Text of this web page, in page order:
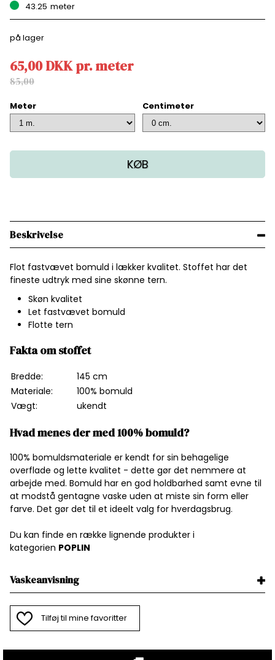
43.25 meter
på lager
65,00DKKpr.meter
85,00
Meter Centimeter
KØB
Beskrivelse
Flot fastvævet bomuld i lækker kvalitet. Stoffet har det
fineste udtryk med sine skønne tern.
Skøn kvalitet
Let fastvævet bomuld
Flotte tern
Fakta om stoffet
Bredde:
145 cm
Materiale:
100% bomuld
Vægt:
ukendt
Hvad menes der med 100% bomuld?
100% bomuldsmateriale er kendt for sin behagelige
overflade og lette kvalitet - dette gør det nemmere at
arbejde med. Bomuld har en god holdbarhed samt evne til
at modstå gentagne vaske uden at miste sin form eller
farve. Det gør det til et ideelt valg for hverdagsbrug.
Du kan finde en række lignende produkter i
kategorien POPLIN
Vaskeanvisning
Tilføj til mine favoritter